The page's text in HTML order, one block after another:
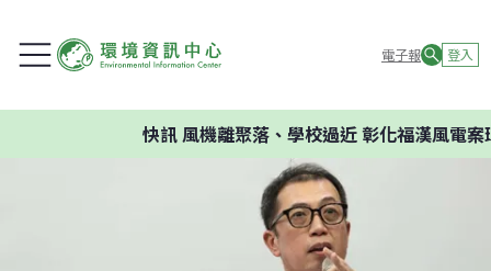
電子報 登入
風機離聚落、學校過近 彰化福漢風電案環委